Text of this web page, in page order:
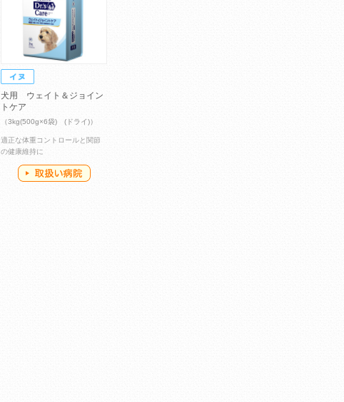
犬用 ウェイト＆ジョイン
トケア
（3kg(500g×6袋) (ドライ)）
適正な体重コントロールと関節
の健康維持に